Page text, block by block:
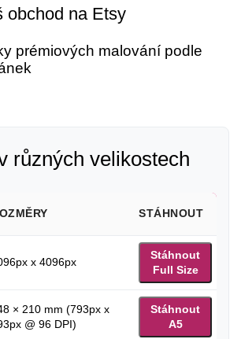
obchod na Etsy
prémiových malování podle
různých velikostech
STÁHNOUT
x 4096px
Stáhnout
Full Size
× 210 mm (793px x
@ 96 DPI)
Stáhnout
A5